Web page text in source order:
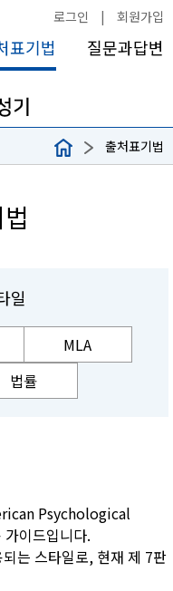
로그인 | 회원가입
표기법 질문과답변
출처표기법
일
MLA
법률
Psychological
이드입니다.
는 스타일로, 현재 제 7판